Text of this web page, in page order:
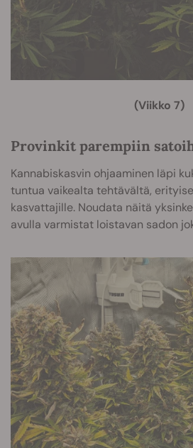
(Viikko 7)
Provinkit parempiin
Kannabiskasvin ohjaaminen läpi
tuntua vaikealta tehtävältä,
kasvattajille. Noudata näitä
avulla varmistat loistavan sadon